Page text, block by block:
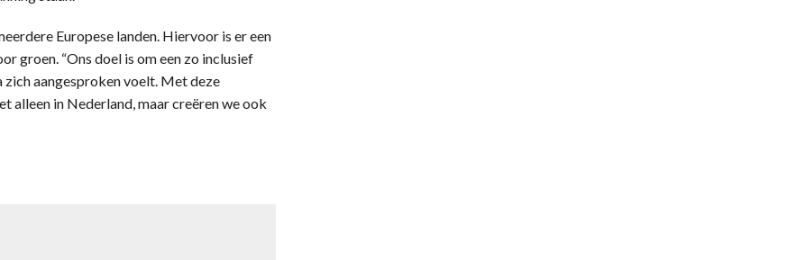
Europese landen. Hiervoor is er een
groen. “Ons doel is om een zo inclusief
aangesproken voelt. Met deze
alleen in Nederland, maar creëren we ook